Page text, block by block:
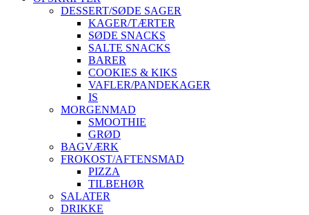
DESSERT/SØDE SAGER
KAGER/TÆRTER
SØDE SNACKS
SALTE SNACKS
BARER
COOKIES & KIKS
VAFLER/PANDEKAGER
IS
MORGENMAD
SMOOTHIE
GRØD
BAGVÆRK
FROKOST/AFTENSMAD
PIZZA
TILBEHØR
SALATER
DRIKKE